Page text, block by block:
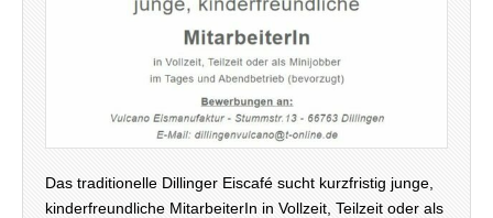
Das traditionelle Dillinger Eiscafé sucht kurzfristig junge,
kinderfreundliche MitarbeiterIn in Vollzeit, Teilzeit oder als